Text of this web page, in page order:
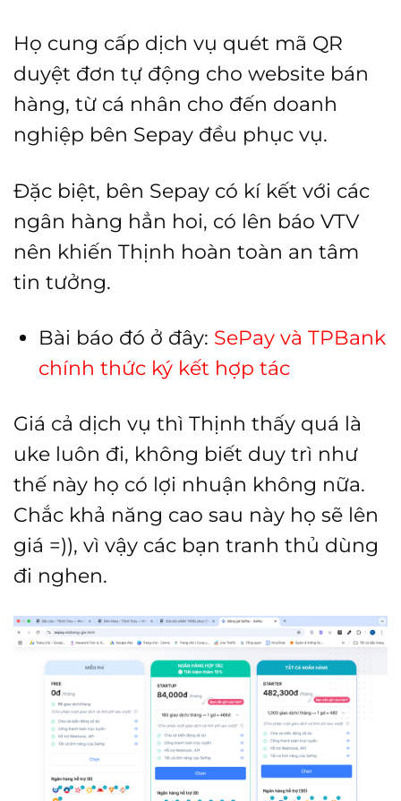
Họ cung cấp dịch vụ quét mã QR
duyệt đơn tự động cho website bán
hàng, từ cá nhân cho đến doanh
nghiệp bên Sepay đều phục vụ.
Đặc biệt, bên Sepay có kí kết với các
ngân hàng hẳn hoi, có lên báo VTV
nên khiến Thịnh hoàn toàn an tâm
tin tưởng.
Bài báo đó ở đây: SePay và TPBank
chính thức ký kết hợp tác
Giá cả dịch vụ thì Thịnh thấy quá là
uke luôn đi, không biết duy trì như
thế này họ có lợi nhuận không nữa.
Chắc khả năng cao sau này họ sẽ lên
giá =)), vì vậy các bạn tranh thủ dùng
đi nghen.